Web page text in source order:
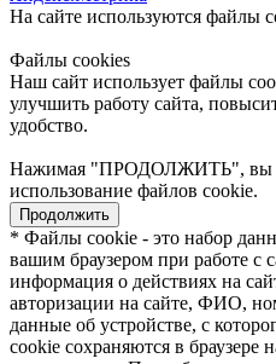
На сайте используются файлы
Файлы cookies
Наш сайт использует файлы
улучшить работу сайта,
удобство.
Нажимая "ПРОДОЛЖИТЬ", вы
использование файлов cookie.
Продолжить
* Файлы cookie - это набор
вашим браузером при работе с
информация о действиях на
авторизации на сайте, ФИО,
данные об устройстве, с
cookie сохраняются в браузере